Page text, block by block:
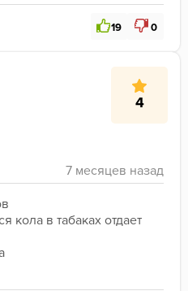
19 0
4
кола в табаках отдает